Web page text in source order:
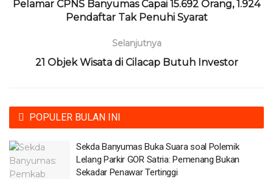
Pelamar CPNS Banyumas Capai 15.692 Orang, 1.924
Pendaftar Tak Penuhi Syarat
Selanjutnya
21 Objek Wisata di Cilacap Butuh Investor
POPULER BULAN INI
Sekda Banyumas Buka Suara soal Polemik
Lelang Parkir GOR Satria: Pemenang Bukan
Sekadar Penawar Tertinggi